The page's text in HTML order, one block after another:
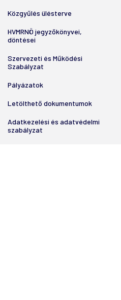
Közgyűlés ülésterve
HVMRNÖ jegyzőkönyvei,
döntései
Szervezeti és Működési
Szabályzat
Pályázatok
Letölthető dokumentumok
Adatkezelési és adatvédelmi
szabályzat